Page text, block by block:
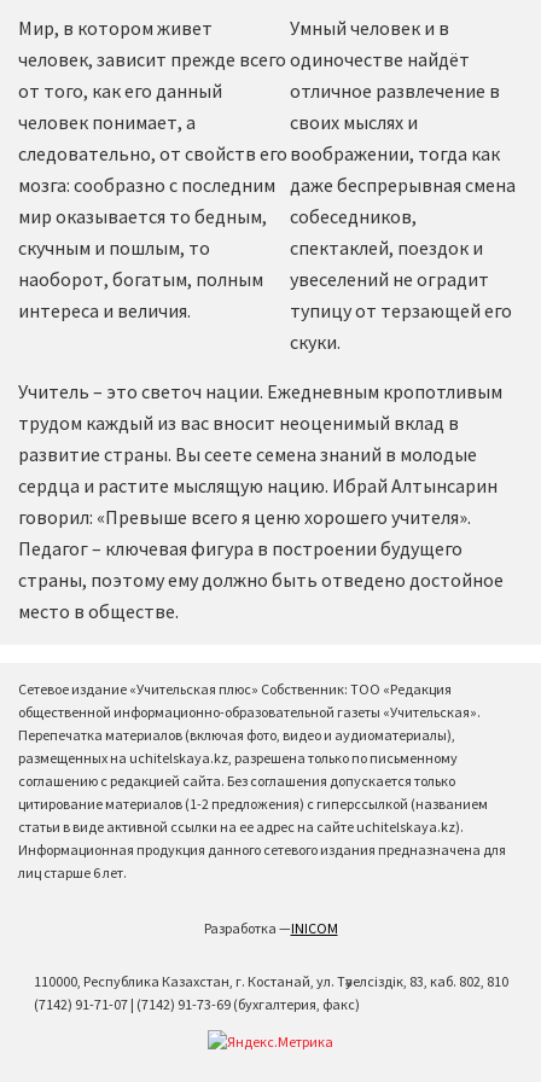
Мир, в котором живет
человек, зависит прежде всего
от того, как его данный
человек понимает, а
следовательно, от свойств его
мозга: сообразно с последним
мир оказывается то бедным,
скучным и пошлым, то
наоборот, богатым, полным
интереса и величия.
Умный человек и в
одиночестве найдёт
отличное развлечение в
своих мыслях и
воображении, тогда как
даже беспрерывная смена
собеседников,
спектаклей, поездок и
увеселений не оградит
тупицу от терзающей его
скуки.
Учитель – это светоч нации. Ежедневным кропотливым
трудом каждый из вас вносит неоценимый вклад в
развитие страны. Вы сеете семена знаний в молодые
сердца и растите мыслящую нацию. Ибрай Алтынсарин
говорил: «Превыше всего я ценю хорошего учителя».
Педагог – ключевая фигура в построении будущего
страны, поэтому ему должно быть отведено достойное
место в обществе.
Сетевое издание «Учительская плюс» Собственник: ТОО «Редакция
общественной информационно-образовательной газеты «Учительская».
Перепечатка материалов (включая фото, видео и аудиоматериалы),
размещенных на uchitelskaya.kz, разрешена только по письменному
соглашению с редакцией сайта. Без соглашения допускается только
цитирование материалов (1-2 предложения) с гиперссылкой (названием
статьи в виде активной ссылки на ее адрес на сайте uchitelskaya.kz).
Информационная продукция данного сетевого издания предназначена для
лиц старше 6 лет.
Разработка —INICOM
110000, Республика Казахстан, г. Костанай, ул. Тәуелсіздік, 83, каб. 802, 810
(7142) 91-71-07 | (7142) 91-73-69 (бухгалтерия, факс)